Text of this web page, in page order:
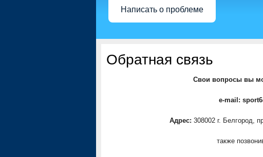
Написать о проблеме
Обратная связь
Свои вопросы вы
e-mail:
Адрес: 308002 г. Белгород,
также